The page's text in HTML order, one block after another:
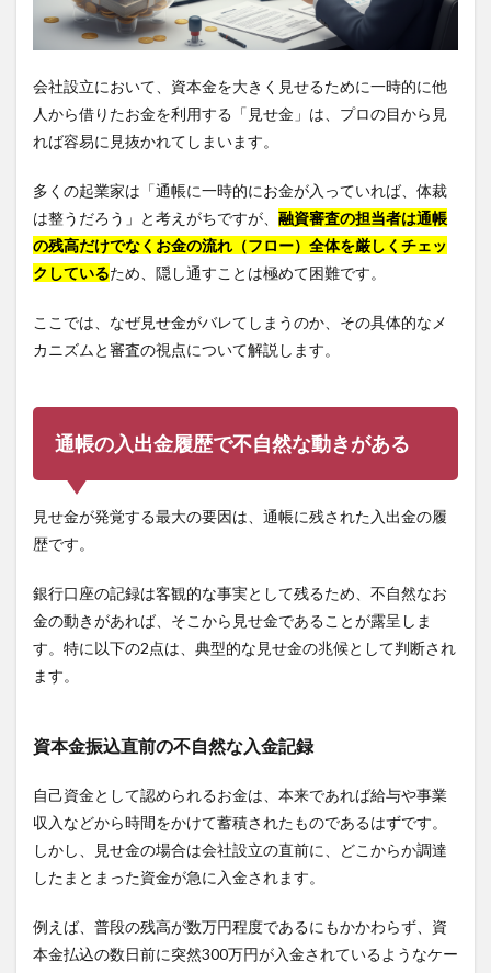
会社設立において、資本金を大きく見せるために一時的に他
人から借りたお金を利用する「見せ金」は、プロの目から見
れば容易に見抜かれてしまいます。
多くの起業家は「通帳に一時的にお金が入っていれば、体裁
は整うだろう」と考えがちですが、 融資審査の担当者は通帳
の残高だけでなくお金の流れ（フロー）全体を厳しくチェッ
クしているため、隠し通すことは極めて困難です。
ここでは、なぜ見せ金がバレてしまうのか、その具体的なメ
カニズムと審査の視点について解説します。
通帳の入出金履歴で不自然な動きがある
見せ金が発覚する最大の要因は、通帳に残された入出金の履
歴です。
銀行口座の記録は客観的な事実として残るため、不自然なお
金の動きがあれば、そこから見せ金であることが露呈しま
す。特に以下の2点は、典型的な見せ金の兆候として判断され
ます。
資本金振込直前の不自然な入金記録
自己資金として認められるお金は、本来であれば給与や事業
収入などから時間をかけて蓄積されたものであるはずです。
しかし、見せ金の場合は会社設立の直前に、どこからか調達
したまとまった資金が急に入金されます。
例えば、普段の残高が数万円程度であるにもかかわらず、資
本金払込の数日前に突然300万円が入金されているようなケー